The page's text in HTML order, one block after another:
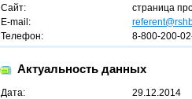
Сайт:
страница
E-mail:
Телефон:
8-800-200-
Актуальность данных
Дата: 29.12.2014